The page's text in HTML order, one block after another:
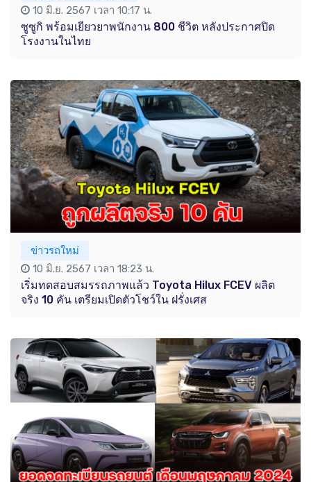
10 มิ.ย. 2567 เวลา 10:17 น.
ซูซูกิ พร้อมเยียวยาพนักงาน 800 ชีวิต หลังประกาศปิด
โรงงานในไทย
ข่าวรถใหม่
10 มิ.ย. 2567 เวลา 18:23 น.
เริ่มทดสอบสมรรถภาพแล้ว Toyota Hilux FCEV ผลิต
จริง 10 คัน เตรียมเปิดตัวโชว์ใน ฝรั่งเศส